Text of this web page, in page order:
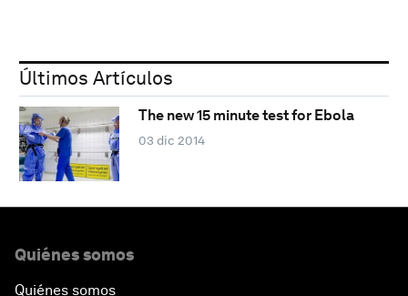
Últimos Artículos
The new 15 minute test for Ebola
03 dic 2014
Quiénes somos
Quiénes somos